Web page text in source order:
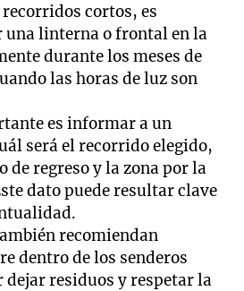
cortos, es
una linterna o frontal en la
durante los meses de
las horas de luz son
es informar a un
será el recorrido elegido,
de regreso y la zona por la
dato puede resultar clave
recomiendan
dentro de los senderos
residuos y respetar la